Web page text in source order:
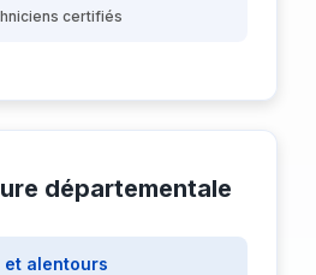
certifiés
départementale
et alentours